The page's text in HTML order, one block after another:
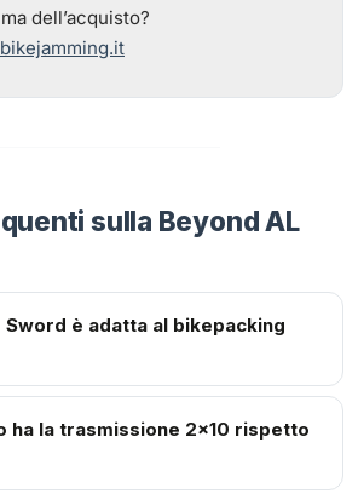
dell’acquisto?
sulla Beyond AL
Sword è adatta al bikepacking
ha la trasmissione 2×10 rispetto